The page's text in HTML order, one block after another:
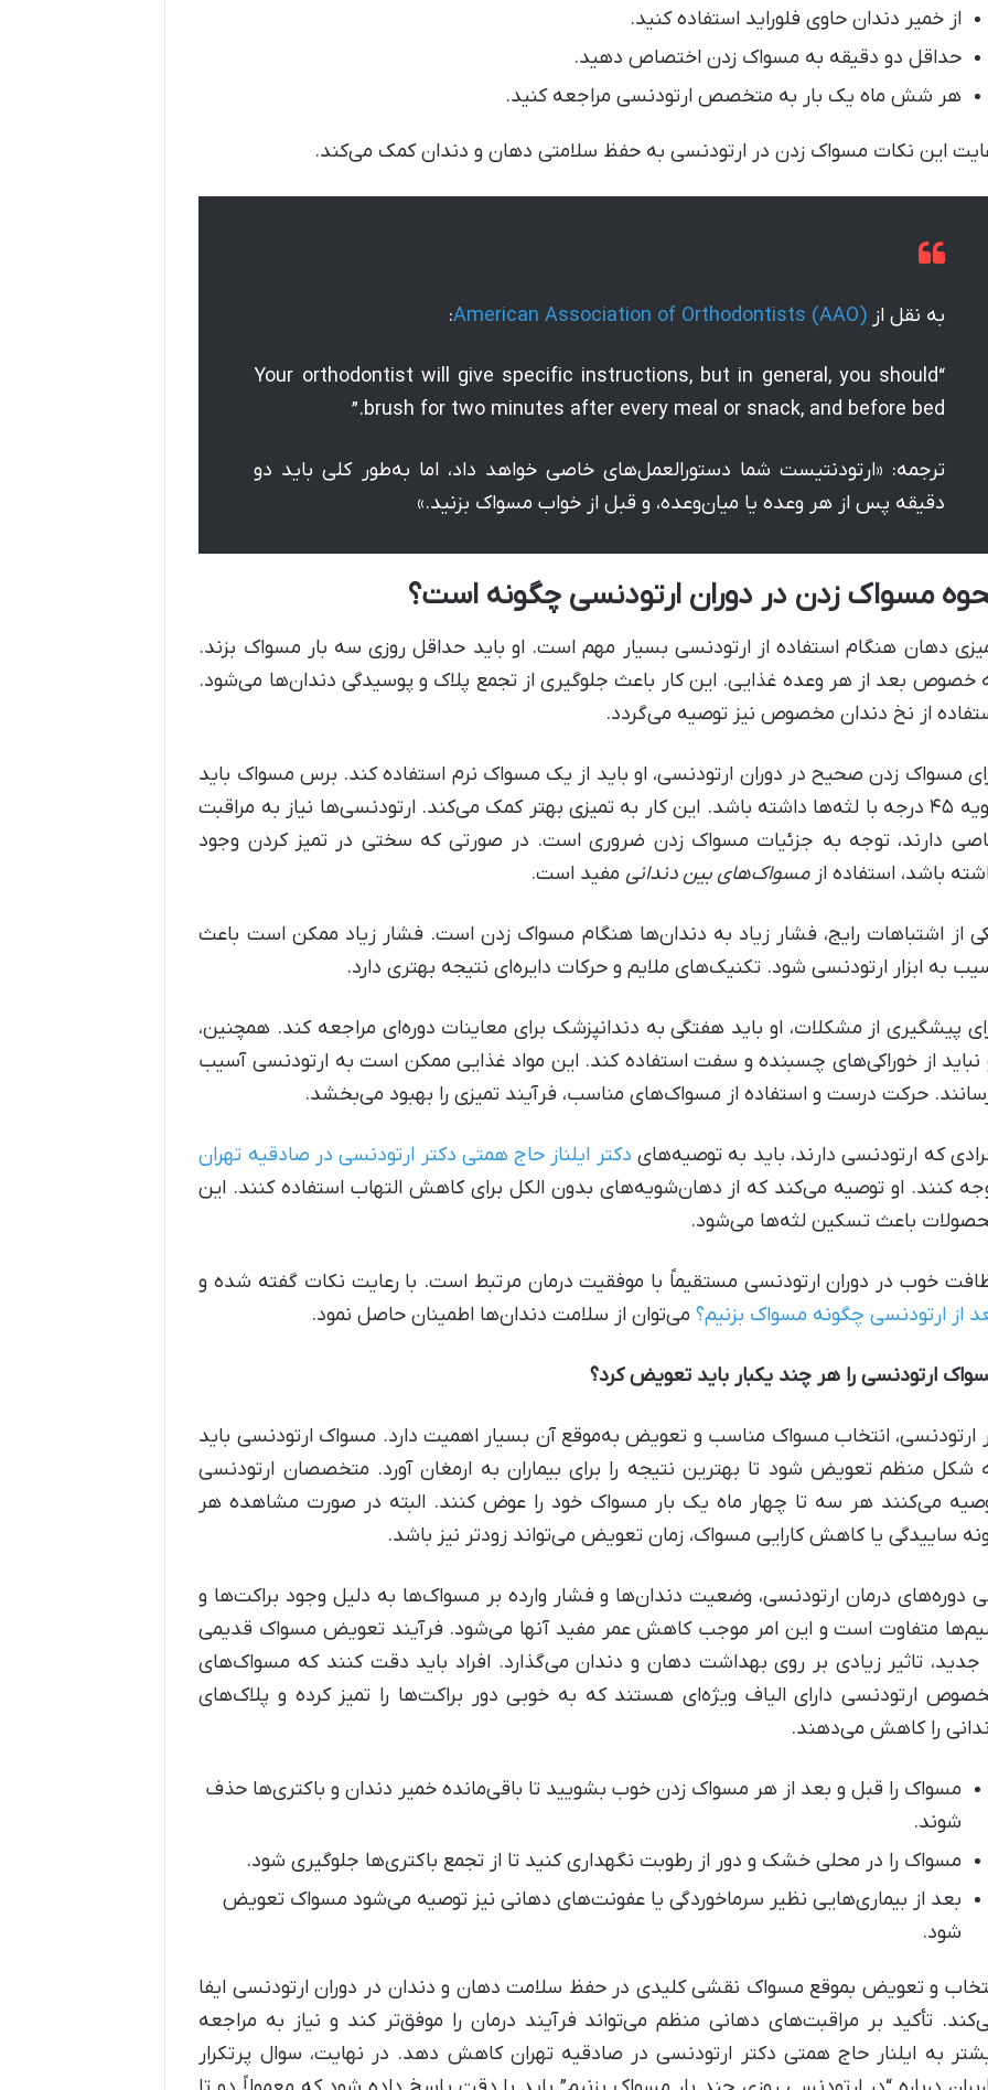
از خمیر دندان حاوی فلوراید استفاده کنید.
حداقل دو دقیقه به مسواک زدن اختصاص دهید.
هر شش ماه یک بار به متخصص ارتودنسی مراجعه کنید.
این نکات مسواک زدن در ارتودنسی به حفظ سلامتی دهان و دندان کمک می‌کند.
به نقل ازAmerican Association of Orthodontists (AAO)
:
“Your orthodontist will give specific instructions, but in general, you should
brush for two minutes after every meal or snack, and before bed.”
ترجمه: «ارتودنتیست شما دستورالعمل‌های خاصی خواهد داد، اما به‌طور کلی باید دو
دقیقه پس از هر وعده یا میان‌وعده، و قبل از خواب مسواک بزنید.»
مسواک زدن در دوران ارتودنسی چگونه است؟
دهان هنگام استفاده از ارتودنسی بسیار مهم است. او باید حداقل روزی سه بار مسواک بزند.
خصوص بعد از هر وعده غذایی. این کار باعث جلوگیری از تجمع پلاک و پوسیدگی دندان‌ها می‌شود.
از نخ دندان مخصوص نیز توصیه می‌گردد.
مسواک زدن صحیح در دوران ارتودنسی، او باید از یک مسواک نرم استفاده کند. برس مسواک باید
زاویه ۴۵ درجه با لثه‌ها داشته باشد. این کار به تمیزی بهتر کمک می‌کند. ارتودنسی‌ها نیاز به مراقبت
دارند، توجه به جزئیات مسواک زدن ضروری است. در صورتی که سختی در تمیز کردن وجود
باشد، استفاده ازمسواک‌های بین دندانی مفید است.
از اشتباهات رایج، فشار زیاد به دندان‌ها هنگام مسواک زدن است. فشار زیاد ممکن است باعث
به ابزار ارتودنسی شود. تکنیک‌های ملایم و حرکات دایره‌ای نتیجه بهتری دارد.
پیشگیری از مشکلات، او باید هفتگی به دندانپزشک برای معاینات دوره‌ای مراجعه کند. همچنین،
نباید از خوراکی‌های چسبنده و سفت استفاده کند. این مواد غذایی ممکن است به ارتودنسی آسیب
حرکت درست و استفاده از مسواک‌های مناسب، فرآیند تمیزی را بهبود می‌بخشد.
که ارتودنسی دارند، باید به توصیه‌های دکتر ایلناز حاج همتی دکتر ارتودنسی در صادقیه تهران
کنند. او توصیه می‌کند که از دهان‌شویه‌های بدون الکل برای کاهش التهاب استفاده کنند. این
باعث تسکین لثه‌ها می‌شود.
خوب در دوران ارتودنسی مستقیماً با موفقیت درمان مرتبط است. با رعایت نکات گفته شده و
از ارتودنسی چگونه مسواک بزنیم؟ می‌توان از سلامت دندان‌ها اطمینان حاصل نمود.
ارتودنسی را هر چند یکبار باید تعویض کرد؟
ارتودنسی، انتخاب مسواک مناسب و تعویض به‌موقع آن بسیار اهمیت دارد. مسواک ارتودنسی باید
شکل منظم تعویض شود تا بهترین نتیجه را برای بیماران به ارمغان آورد. متخصصان ارتودنسی
می‌کنند هر سه تا چهار ماه یک بار مسواک خود را عوض کنند. البته در صورت مشاهده هر
ساییدگی یا کاهش کارایی مسواک، زمان تعویض می‌تواند زودتر نیز باشد.
دوره‌های درمان ارتودنسی، وضعیت دندان‌ها و فشار وارده بر مسواک‌ها به دلیل وجود براکت‌ها و
متفاوت است و این امر موجب کاهش عمر مفید آنها می‌شود. فرآیند تعویض مسواک قدیمی
جدید، تاثیر زیادی بر روی بهداشت دهان و دندان می‌گذارد. افراد باید دقت کنند که مسواک‌های
ارتودنسی دارای الیاف ویژه‌ای هستند که به خوبی دور براکت‌ها را تمیز کرده و پلاک‌های
را کاهش می‌دهند.
مسواک را قبل و بعد از هر مسواک زدن خوب بشویید تا باقی‌مانده خمیر دندان و باکتری‌ها حذف
شوند.
مسواک را در محلی خشک و دور از رطوبت نگهداری کنید تا از تجمع باکتری‌ها جلوگیری شود.
بعد از بیماری‌هایی نظیر سرماخوردگی یا عفونت‌های دهانی نیز توصیه می‌شود مسواک تعویض
شود.
و تعویض بموقع مسواک نقشی کلیدی در حفظ سلامت دهان و دندان در دوران ارتودنسی ایفا
تأکید بر مراقبت‌های دهانی منظم می‌تواند فرآیند درمان را موفق‌تر کند و نیاز به مراجعه
به ایلنار حاج همتی دکتر ارتودنسی در صادقیه تهران کاهش دهد. در نهایت، سوال پرتکرار